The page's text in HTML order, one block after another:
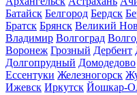
Батайск Белгород Бердск
Братск Брянск Великий
Владимир Волгоград
Воронеж Грозный Дербент
Долгопрудный Домодедово
Ессентуки Железногорск
Ижевск Иркутск Йошкар-